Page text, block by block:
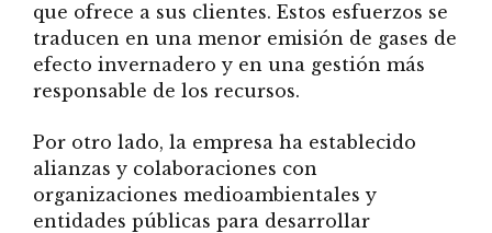
que ofrece a sus clientes. Estos esfuerzos se
traducen en una menor emisión de gases de
efecto invernadero y en una gestión más
responsable de los recursos.
Por otro lado, la empresa ha establecido
alianzas y colaboraciones con
organizaciones medioambientales y
entidades públicas para desarrollar